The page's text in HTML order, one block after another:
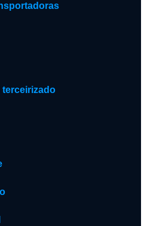
terceirizado